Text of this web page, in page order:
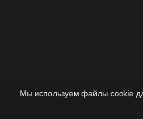
Мы используем файлы cookie